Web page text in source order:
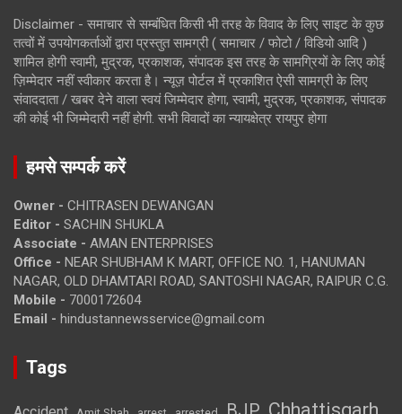
Disclaimer - समाचार से सम्बंधित किसी भी तरह के विवाद के लिए साइट के कुछ
तत्वों में उपयोगकर्ताओं द्वारा प्रस्तुत सामग्री ( समाचार / फोटो / विडियो आदि )
शामिल होगी स्वामी, मुद्रक, प्रकाशक, संपादक इस तरह के सामग्रियों के लिए कोई
ज़िम्मेदार नहीं स्वीकार करता है। न्यूज़ पोर्टल में प्रकाशित ऐसी सामग्री के लिए
संवाददाता / खबर देने वाला स्वयं जिम्मेदार होगा, स्वामी, मुद्रक, प्रकाशक, संपादक
की कोई भी जिम्मेदारी नहीं होगी. सभी विवादों का न्यायक्षेत्र रायपुर होगा
हमसे सम्पर्क करें
Owner - CHITRASEN DEWANGAN
Editor - SACHIN SHUKLA
Associate - AMAN ENTERPRISES
Office - NEAR SHUBHAM K MART, OFFICE NO. 1, HANUMAN
NAGAR, OLD DHAMTARI ROAD, SANTOSHI NAGAR, RAIPUR C.G.
Mobile - 7000172604
Email - hindustannewsservice@gmail.com
Tags